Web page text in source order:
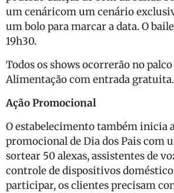
um cenáricom um cenário
um bolo para marcar a data. O
19h30.
Todos os shows ocorrerão no palco
Alimentação com entrada gratuita.
Ação Promocional
O estabelecimento também inicia
promocional de Dia dos Pais com
sortear 50 alexas, assistentes de
controle de dispositivos
participar, os clientes precisam